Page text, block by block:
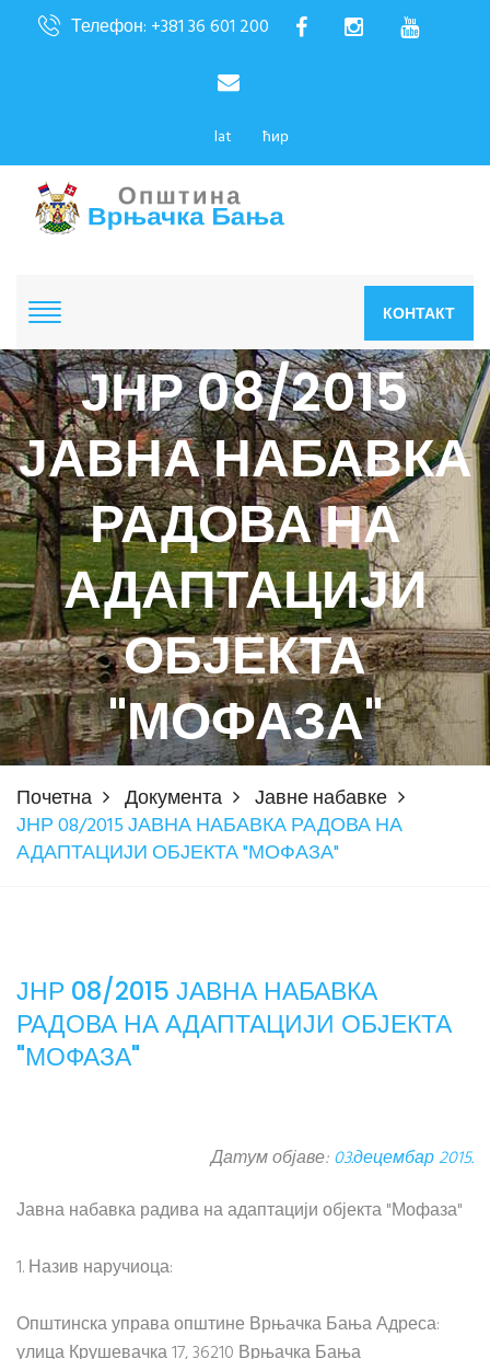
Телефон: +381 36 601 200
lat ћир
КОНТАКТ
ЈНР 08/2015
ЈАВНА НАБАВКА
РАДОВА НА
АДАПТАЦИЈИ
ОБЈЕКТА
"МОФАЗА"
Почетна Документа
Јавне набавке
ЈНР 08/2015 ЈАВНА НАБАВКА РАДОВА НА
АДАПТАЦИЈИ ОБЈЕКТА "МОФАЗА"
ЈНР 08/2015 ЈАВНА НАБАВКА
РАДОВА НА АДАПТАЦИЈИ ОБЈЕКТА
"МОФАЗА"
Датум објаве:03.децембар 2015.
Јавна набавка радива на адаптацији објекта "Мофаза"
1. Назив наручиоца:
Општинска управа општине Врњачка Бања Адреса: